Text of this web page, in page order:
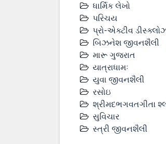
ધાર્મિક લેખો
પરિચય
પ્રો-એક્ટીવ
બિઝનેશ જીવનશૈલી
મારૂ ગુજરાત
યાત્રાધામઃ
યુવા જીવનશૈલી
રસોઇ
શ્રીમદભગવતગીતા
સુવિચાર
સ્ત્રી જીવનશૈલી